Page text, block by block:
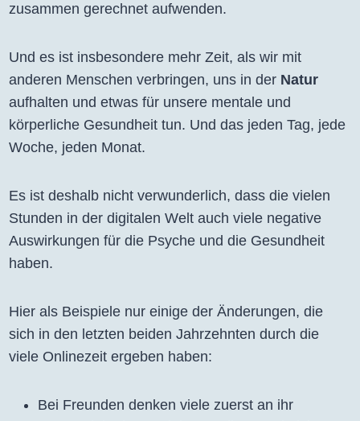
zusammen gerechnet aufwenden.
Und es ist insbesondere mehr Zeit, als wir mit
anderen Menschen verbringen, uns in der Natur
aufhalten und etwas für unsere mentale und
körperliche Gesundheit tun. Und das jeden Tag, jede
Woche, jeden Monat.
Es ist deshalb nicht verwunderlich, dass die vielen
Stunden in der digitalen Welt auch viele negative
Auswirkungen für die Psyche und die Gesundheit
haben.
Hier als Beispiele nur einige der Änderungen, die
sich in den letzten beiden Jahrzehnten durch die
viele Onlinezeit ergeben haben:
Bei Freunden denken viele zuerst an ihr